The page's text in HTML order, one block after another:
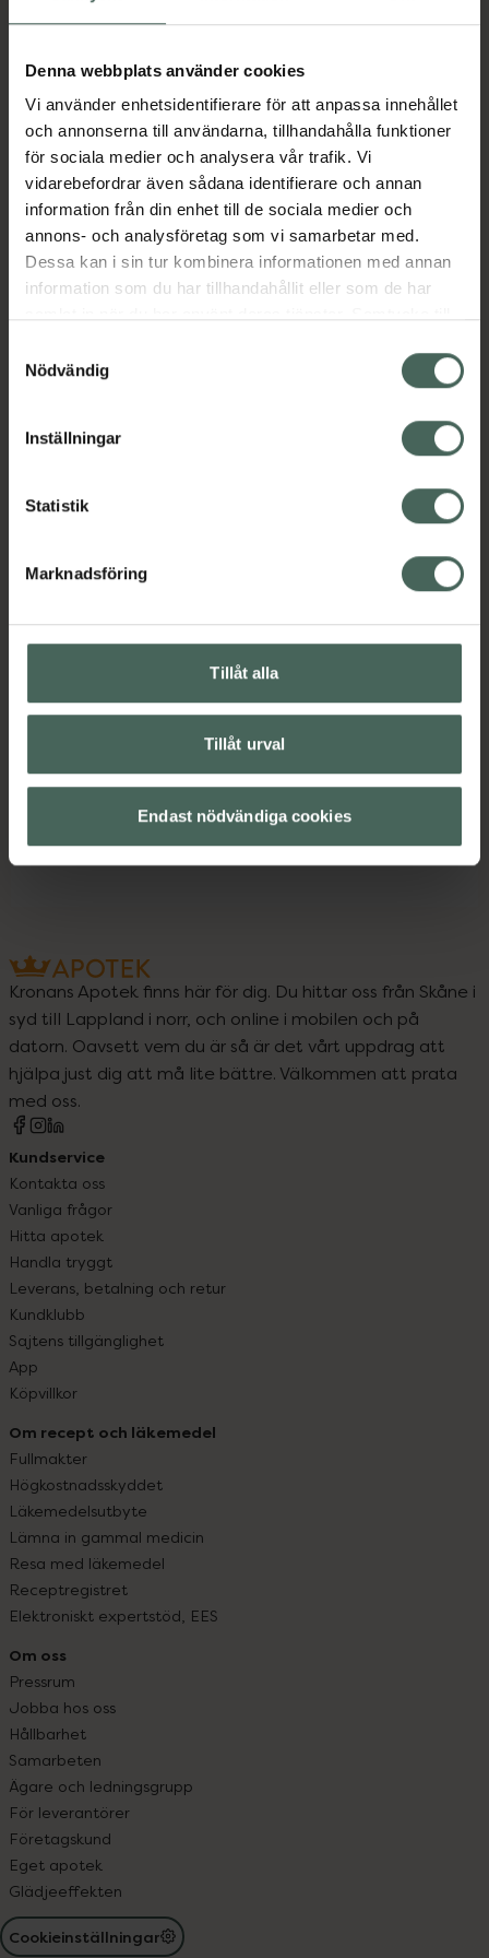
Denna webbplats använder cookies
Vi använder enhetsidentifierare för att anpassa innehållet
och annonserna till användarna, tillhandahålla funktioner
för sociala medier och analysera vår trafik. Vi
vidarebefordrar även sådana identifierare och annan
information från din enhet till de sociala medier och
annons- och analysföretag som vi samarbetar med.
Dessa kan i sin tur kombinera informationen med annan
information som du har tillhandahållit eller som de har
återkalla ditt samtycke via webbplatsens
cookieinställningar. Ett återkallat samtycke påverkar inte
lagligheten av behandling som skett innan återkallelsen.
Nödvändig
Inställningar
Statistik
Marknadsföring
Tillåt alla
Tillåt urval
Endast nödvändiga cookies
Hudrengöring inför operation. HibiScrub är ett
förebygga infektion i samband med
operation. Innehållet räcker till ca 10 st
helkroppstvättar.
Samma lösning till både hår och kroppstvätt.
Appliceras outspädd på fuktig hud med
händerna, ren tvättlapp eller tvättsvamp.
Börja uppifrån och tvätta nedåt. Undvik,
ögon, öron och slemhinnor. Skölj noga. Läs
Jämförpris
Sår, bett och stick Sårtvätt & Rengöring
Instruktioner Visa
Bipacksedel från FASS Visa
Sårtvätt & Rengöring
Kronans Apotek finns här för dig. Du hittar oss från Skåne i
syd till Lappland i norr, och online i mobilen och på
datorn. Oavsett vem du är så är det vårt uppdrag att
hjälpa just dig att må lite bättre. Välkommen att prata
med oss.
Kundservice
Kontakta oss
Vanliga frågor
Hitta apotek
Handla tryggt
Leverans, betalning och retur
Kundklubb
Sajtens tillgänglighet
App
Köpvillkor
Om recept och läkemedel
Fullmakter
Högkostnadsskyddet
Läkemedelsutbyte
Lämna in gammal medicin
Resa med läkemedel
Receptregistret
Elektroniskt expertstöd, EES
Om oss
Pressrum
Jobba hos oss
Hållbarhet
Samarbeten
Ägare och ledningsgrupp
För leverantörer
Företagskund
Eget apotek
Glädjeeffekten
Cookieinställningar